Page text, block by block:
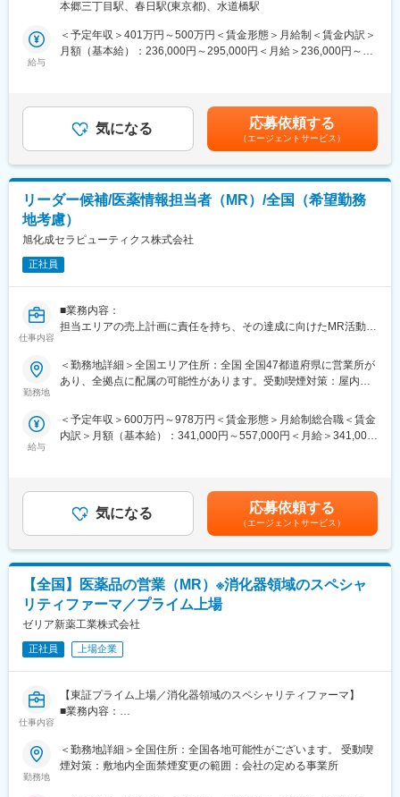
もに適正な品質情報の取扱いを行う。
後納入、保管、供給業務に関する品質保証業務を行う。
・品質KPIsのモニタリング及び継続的改善の推進、マネジメント
※入社直後からいきなり営業活動から始めるわけではなく、先輩社
員の方の同席から行っていただけます。
を既にお付き合いのある既存の販売代理店、歯科医院、および病
院へルート営業を行っていただきます。
す。
・新規での営業はほとんど発生しなく、既にお付き合いのあるお
客様へ営業活動を行っていくため、無理な提案や、飛び込み営業
などはございません。
※新規が発生する場合は開業医からのお問い合わせや既存のお客様
からのご紹介となるためニーズが無いところへ営業することはご
ざいません。
・専門的な知識が身につくため営業としてのスキルアップを実現
できます。
・国内トップシェアを誇る商材を扱うことができます。
■育成環境
・営業職向け研修(製品知識・製薬企業としての倫理)が月に1度実
・先輩社員の方の同席から始めていくため業界未経験の方でも安
心できる環境です。
めに、唯一無二の検査→診断→治療→予防の歯科医薬品の開発と
口腔感染制御の勧奨を促すための販売情報提供活動により、患者
さまのQOL向上と歯科医療の未来を創造してまいります。
・歯科局所麻酔、歯周病、う蝕、口腔粘膜疾患に関連した製品開
発
・口腔と全身の関係からアプローチした販売情報提供活動と適正
使用のための情報の提供・収集・伝達の実践
・安全性/有効性情報の迅速な収集と提供
・国内製造の品質と安定供給を確保するための製造管理体制の強
化
変更の範囲：会社の定める業務
所：愛知県名古屋市 受動喫煙対策：屋内全面禁煙変更の範囲：会
本郷三丁目駅、春日駅(東京都)、水道橋駅
給与
＜予定年収＞401万円～500万円＜賃金形態＞月給制＜賃金内訳＞
月額（基本給）：236,000円～295,000円＜月給＞236,000円～
務評価により変動します。賃金はあくまでも目安の金額であり、
選考を通じて上下する可能性があります。月給(月額)は固定手当を
含めた表記です。
気になる 応募依頼する
（エージェントサービス）
リーダー候補/医薬情報担当者（MR）/全国（希望勤務
地考慮）
旭化成セラピューティクス株式会社
正社員
仕事内容
■業務内容：
担当エリアの売上計画に責任を持ち、その達成に向けたMR活動を
・医師、看護師、薬剤師といった医療従事者に対し、医薬品の有
効性・安全性などの情報提供や副作用情報の収集を行います。
■仕事の魅力・やりがい：
活動領域が整形外科領域、リウマチ・免疫領域、急性期疾患領
チーム制を敷いておりますので、チームメンバーと協力や連携を
図り、苦悩や喜びを共有しながら目標達成することができます。
■キャリアパス：
（1~3年後）
研修期間を経て、MRとして基幹病院や大学病院などを中心にご活
動いただきます。
（3~5年後）
適性により、営業部門のチームリーダーとしてチームのマネジメ
ントやスタッフ部門でご活躍いただきます。
■取扱い商材：
深在性真菌症治療剤
勤務地
＜勤務地詳細＞全国エリア住所：全国 全国47都道府県に営業所が
あり、全拠点に配属の可能性があります。受動喫煙対策：屋内全
給与
＜予定年収＞600万円～978万円＜賃金形態＞月給制総合職＜賃金
内訳＞月額（基本給）：341,000円～557,000円＜月給＞341,000
ます。月給(月額)は固定手当を含めた表記です。
気になる 応募依頼する
（エージェントサービス）
【全国】医薬品の営業（MR）※消化器領域のスペシャ
リティファーマ／プライム上場
ゼリア新薬工業株式会社
正社員 上場企業
仕事内容
【東証プライム上場／消化器領域のスペシャリティファーマ】
■業務内容：
品の情報提供や提案活動を行います。有効性・安全性や用法・用
量などの医薬情報を正確に伝え、適正使用を推進に努めていただ
勤務地
＜勤務地詳細＞全国住所：全国各地可能性がございます。 受動喫
煙対策：敷地内全面禁煙変更の範囲：会社の定める事業所